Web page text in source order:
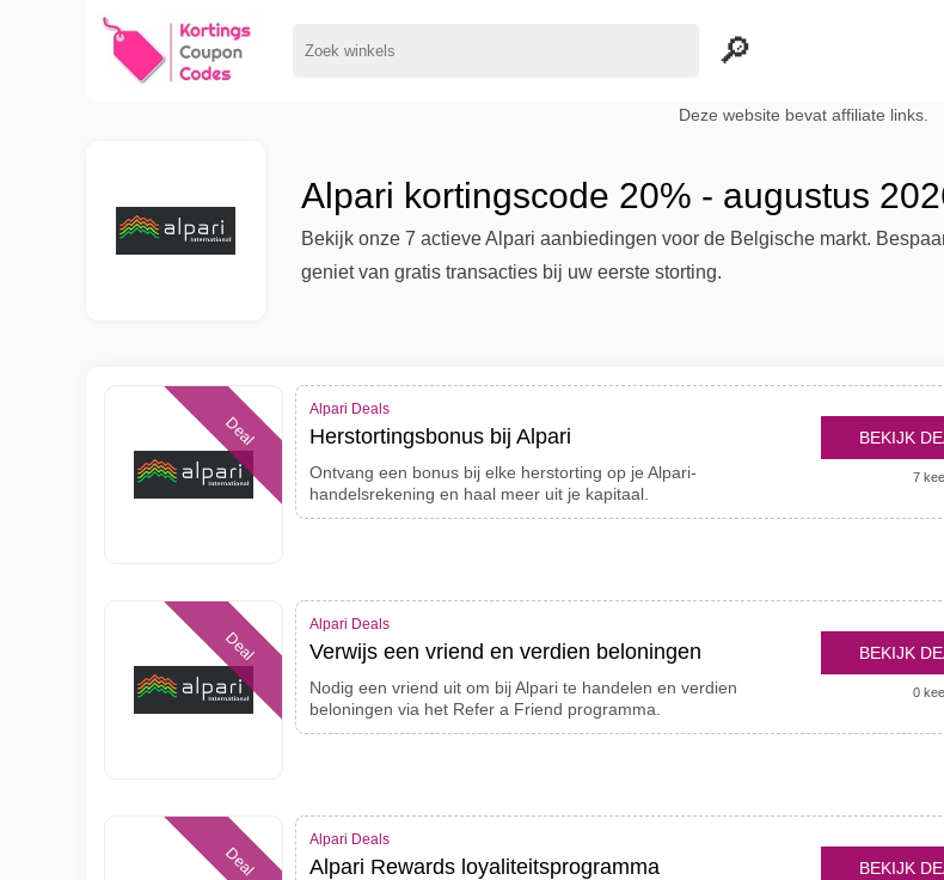
Deze website bevat affiliate links.
Alpari kortingscode 20% - augustus
Bekijk onze 7 actieve Alpari aanbiedingen voor de Belgische markt.
geniet van gratis transacties bij uw eerste storting.
Deal
Alpari Deals
Herstortingsbonus bij Alpari
Ontvang een bonus bij elke herstorting op je Alpari-
handelsrekening en haal meer uit je kapitaal.
BEKIJK
7
Deal
Alpari Deals
Verwijs een vriend en verdien beloningen
Nodig een vriend uit om bij Alpari te handelen en verdien
beloningen via het Refer a Friend programma.
BEKIJK
0
Deal
Alpari Deals
Alpari Rewards loyaliteitsprogramma BEKIJK